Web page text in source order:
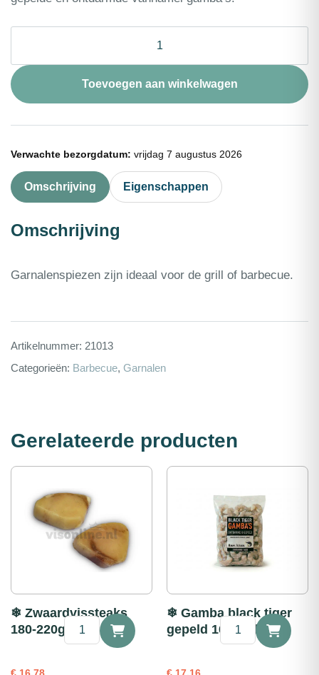
10st
100g
aantal
Toevoegen aan winkelwagen
Verwachte bezorgdatum: vrijdag 7 augustus 2026
Omschrijving Eigenschappen
Omschrijving
Garnalenspiezen zijn ideaal voor de grill of barbecue.
Artikelnummer: 21013
Categorieën: Barbecue, Garnalen
Gerelateerde producten
❄ Zwaardvissteaks
180-220g 1kgZwaardvissteaks
❄ Gamba black tiger
gepeld 16-20 1kg
Gamba